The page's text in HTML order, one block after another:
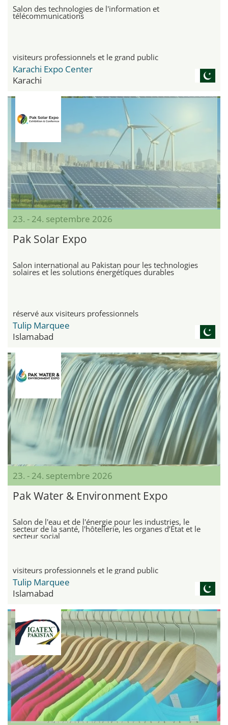
Salon des technologies de l'information et
télécommunications
visiteurs professionnels et le grand public
Karachi Expo Center
Karachi
23. - 24. septembre 2026
Pak Solar Expo
Salon international au Pakistan pour les technologies
solaires et les solutions énergétiques durables
réservé aux visiteurs professionnels
Tulip Marquee
Islamabad
23. - 24. septembre 2026
Pak Water & Environment Expo
Salon de l'eau et de l'énergie pour les industries, le
secteur de la santé, l'hôtellerie, les organes d’État et le
secteur social
visiteurs professionnels et le grand public
Tulip Marquee
Islamabad